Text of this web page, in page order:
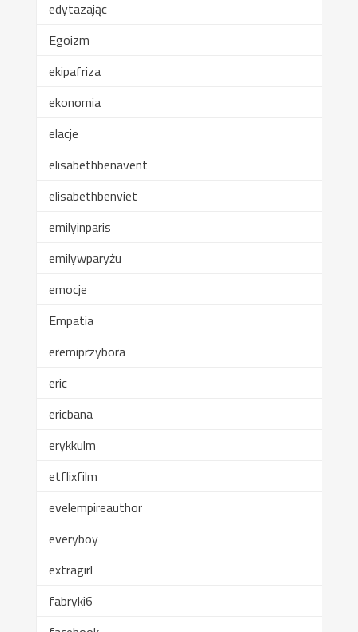
edytazając
Egoizm
ekipafriza
ekonomia
elacje
elisabethbenavent
elisabethbenviet
emilyinparis
emilywparyżu
emocje
Empatia
eremiprzybora
eric
ericbana
erykkulm
etflixfilm
evelempireauthor
everyboy
extragirl
fabryki6